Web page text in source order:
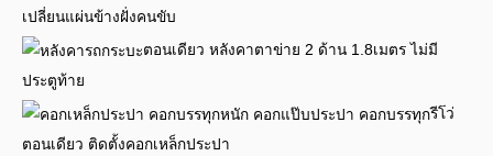
เปลี่ยนแผ่นข้างฝั่งคนขับ
ตอนเดียว หลังคาตาข่าย 2 ด้าน 1.8เมตร ไม่มี
ประตูท้าย
รีโว่
ตอนเดียว ติดตั้งคอกเหล็กประปา